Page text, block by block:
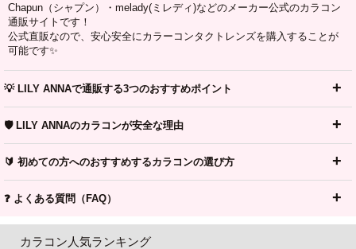
Chapun（シャプン）・melady(ミレディ)などのメーカー公式のカラコン
通販サイトです！
公式直販なので、安心安全にカラーコンタクトレンズを購入することが
可能です✨
💡 LILY ANNAで通販する3つのおすすめポイント
🛡️ LILY ANNAのカラコンが安全な理由
🔰 初めての方へのおすすめするカラコンの選び方
❓ よくある質問（FAQ）
カラコン人気ランキング